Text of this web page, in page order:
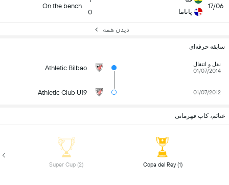
17/06
پاناما
0
On the bench
دیدن همه
سابقه حرفه‌ای
نقل و انتقال
01/07/2014
Athletic Bilbao
01/07/2012
Athletic Club U19
غنائم، کاپ قهرمانی
Copa del Rey (1)